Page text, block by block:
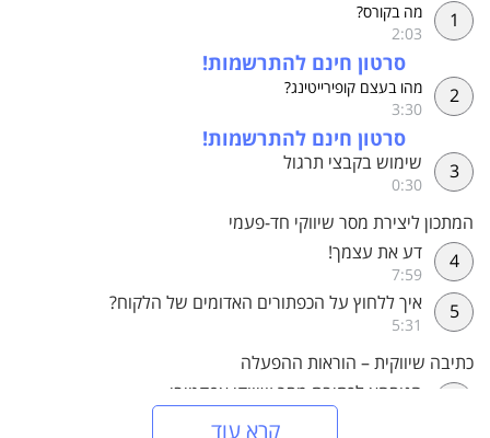
1
מה בקורס?
2:03
סרטון חינם להתרשמות!
2
מהו בעצם קופירייטינג?
3:30
סרטון חינם להתרשמות!
3 שימוש בקבצי תרגול
0:30
המתכון ליצירת מסר שיווקי חד-פעמי
4
דע את עצמך!
7:59
5 איך ללחוץ על הכפתורים האדומים של הלקוח?
5:31
כתיבה שיווקית – הוראות ההפעלה
הנוסחא לכתיבת מסר שיווקי אפקטיבי
קרא עוד